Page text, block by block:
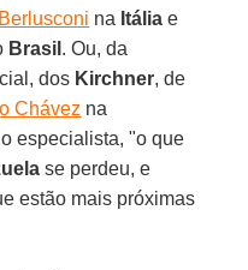
na Itália e
Brasil . Ou, da
dos Kirchner, de
Chávez na
especialista, "o que
se perdeu, e
estão mais próximas